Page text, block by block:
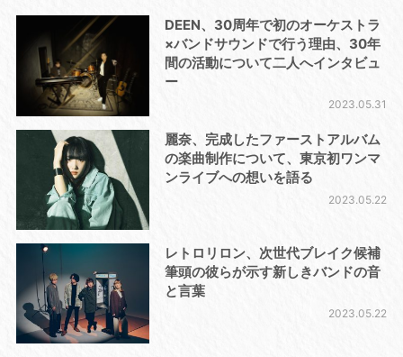
DEEN、30周年で初のオーケストラ
×バンドサウンドで行う理由、30年
間の活動について二人へインタビュ
ー
2023.05.31
麗奈、完成したファーストアルバム
の楽曲制作について、東京初ワンマ
ンライブへの想いを語る
2023.05.22
レトロリロン、次世代ブレイク候補
筆頭の彼らが示す新しきバンドの音
と言葉
2023.05.22